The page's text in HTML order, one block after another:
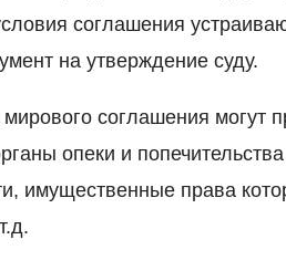
соглашения
на утверждение суду.
соглашения могут
опеки и
имущественные права